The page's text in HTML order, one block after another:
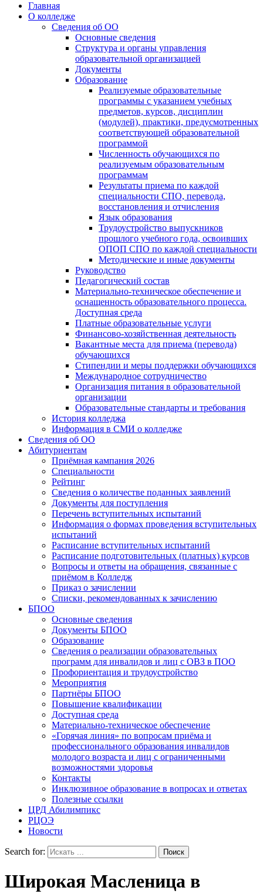
Главная
О колледже
Сведения об ОО
Основные сведения
Структура и органы управления
образовательной организацией
Документы
Образование
Реализуемые образовательные
программы с указанием учебных
предметов, курсов, дисциплин
(модулей), практики, предусмотренных
соответствующей образовательной
программой
Численность обучающихся по
реализуемым образовательным
программам
Результаты приема по каждой
специальности СПО, перевода,
восстановления и отчисления
Язык образования
Трудоустройство выпускников
прошлого учебного года, освоивших
ОПОП СПО по каждой специальности
Методические и иные документы
Руководство
Педагогический состав
Материально-техническое обеспечение и
оснащенность образовательного процесса.
Доступная среда
Платные образовательные услуги
Финансово-хозяйственная деятельность
Вакантные места для приема (перевода)
обучающихся
Стипендии и меры поддержки обучающихся
Международное сотрудничество
Организация питания в образовательной
организации
Образовательные стандарты и требования
История колледжа
Информация в СМИ о колледже
Сведения об ОО
Абитуриентам
Приёмная кампания 2026
Специальности
Рейтинг
Сведения о количестве поданных заявлений
Документы для поступления
Перечень вступительных испытаний
Информация о формах проведения вступительных
испытаний
Расписание вступительных испытаний
Расписание подготовительных (платных) курсов
Вопросы и ответы на обращения, связанные с
приёмом в Колледж
Приказ о зачислении
Списки, рекомендованных к зачислению
БПОО
Основные сведения
Документы БПОО
Образование
Сведения о реализации образовательных
программ для инвалидов и лиц с ОВЗ в ПОО
Профориентация и трудоустройство
Мероприятия
Партнёры БПОО
Повышение квалификации
Доступная среда
Материально-техническое обеспечение
«Горячая линия» по вопросам приёма и
профессионального образования инвалидов
молодого возраста и лиц с ограниченными
возможностями здоровья
Контакты
Инклюзивное образование в вопросах и ответах
Полезные ссылки
ЦРД Абилимпикс
РЦОЭ
Новости
Search for:
Широкая Масленица в